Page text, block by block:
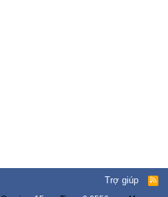
Trợ giúp
R